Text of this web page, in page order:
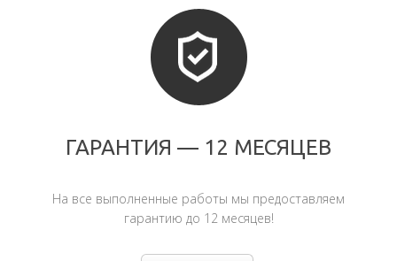
ГАРАНТИЯ — 12 МЕСЯЦЕВ
На все выполненные работы мы предоставляем
гарантию до 12 месяцев!